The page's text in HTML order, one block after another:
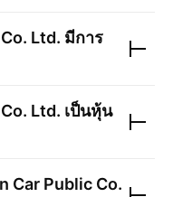
Ltd. มีการ
Ltd. เป็นหุ้น
Car Public Co.